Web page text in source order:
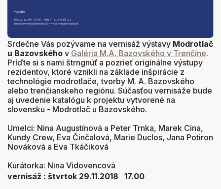
Srdečne Vás pozývame na vernisáž výstavy Modrotlač
u Bazovského v Galéria M.A. Bazovského v Trenčíne.
Príďte si s nami štrngnúť a pozrieť originálne výstupy
rezidentov, ktoré vznikli na základe inšpirácie z
technológie modrotlače, tvorby M. A. Bazovského
alebo trenčianskeho regiónu. Súčasťou vernisáže bude
aj uvedenie katalógu k projektu vytvorené na
slovensku - Modrotlač u Bazovského.
Umelci: Nina Augustínová a Peter Trnka, Marek Cina,
Kundy Crew, Eva Činčalová, Marie Duclos, Jana Potiron
Nováková a Eva Tkáčiková
Kurátorka: Nina Vidovencová
vernisáž : štvrtok 29.11.2018 17.00